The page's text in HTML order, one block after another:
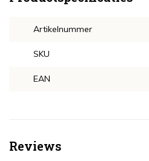
Artikelnummer
SKU
EAN
Reviews